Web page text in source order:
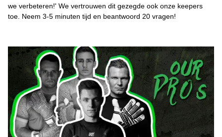
we verbeteren!' We vertrouwen dit gezegde ook onze keepers
toe. Neem 3-5 minuten tijd en beantwoord 20 vragen!